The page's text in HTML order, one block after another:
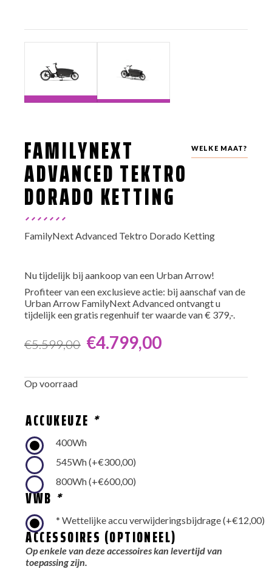
WELKE MAAT?
FAMILYNEXT
ADVANCED TEKTRO
DORADO KETTING
FamilyNext Advanced Tektro Dorado Ketting
Nu tijdelijk bij aankoop van een Urban Arrow!
Profiteer van een exclusieve actie: bij aanschaf van de
Urban Arrow FamilyNext Advanced ontvangt u
tijdelijk een gratis regenhuif ter waarde van € 379,-.
€5.599,00
Oorspronkelijke
prijs
was:
€5.599,00.
€4.799,00
Huidige
prijs
is:
€4.799,00.
Op voorraad
ACCUKEUZE *
400Wh
545Wh(+€300,00)
800Wh(+€600,00)
VWB *
* Wettelijke accu verwijderingsbijdrage(+€12,00)
ACCESSOIRES (OPTIONEEL)
Op enkele van deze accessoires kan levertijd van
toepassing zijn.